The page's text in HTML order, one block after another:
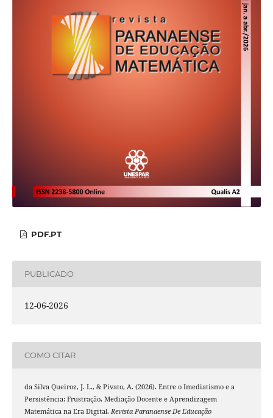
PDF.PT
PUBLICADO
12-06-2026
COMO CITAR
da Silva Queiroz, J. L., & Pivato, A. (2026). Entre o Imediatismo e a
Persistência: Frustração, Mediação Docente e Aprendizagem
Matemática na Era Digital. Revista Paranaense De Educação